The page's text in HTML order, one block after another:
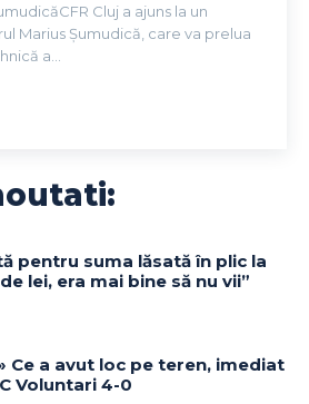
Cluj a ajuns la un
Marius Șumudică, care va prelua
a...
pentru suma lăsată în plic la
lei, era mai bine să nu vii”
Ce a avut loc pe teren, imediat
Voluntari 4-0